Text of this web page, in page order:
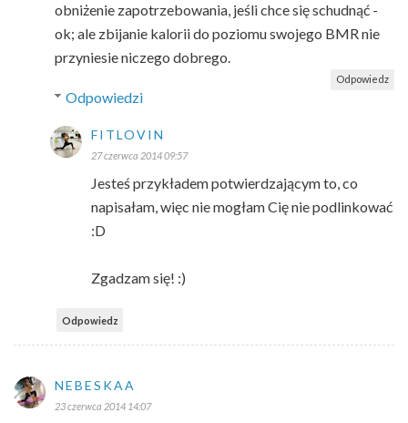
obniżenie zapotrzebowania, jeśli chce się schudnąć -
ok; ale zbijanie kalorii do poziomu swojego BMR nie
przyniesie niczego dobrego.
Odpowiedz
Odpowiedzi
FITLOVIN
27 czerwca 2014 09:57
Jesteś przykładem potwierdzającym to, co
napisałam, więc nie mogłam Cię nie podlinkować
:D
Zgadzam się! :)
Odpowiedz
NEBESKAA
23 czerwca 2014 14:07